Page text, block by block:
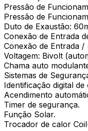
Pressão de
Pressão de
Duto de Exaustão:
Conexão de Entrada
Conexão de Entrada /
Voltagem: Bivolt
Chama auto
Sistemas de
Identificação digital
Acendimento
Timer de segurança.
Função Solar.
Trocador de calor